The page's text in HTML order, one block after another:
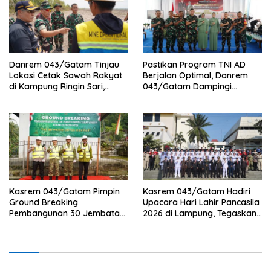
Danrem 043/Gatam Tinjau
Lokasi Cetak Sawah Rakyat
di Kampung Ringin Sari,
Pastikan Program TNI AD
Berjalan Optimal, Danrem
043/Gatam Dampingi
Kasrem 043/Gatam Pimpin
Ground Breaking
Pembangunan 30 Jembatan
Kasrem 043/Gatam Hadiri
Upacara Hari Lahir Pancasila
2026 di Lampung, Tegaskan